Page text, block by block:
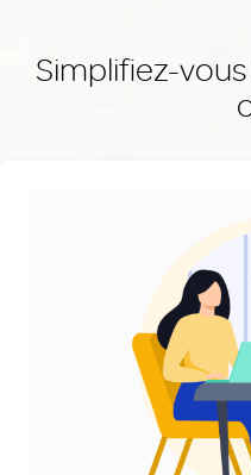
Simplifiez-